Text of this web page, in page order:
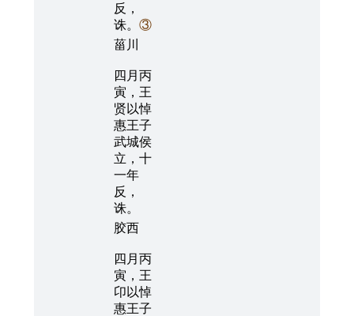
反，
诛。 ③
菑川
四月丙
寅，王
贤以悼
惠王子
武城侯
立，十
一年
反，
诛。
胶西
四月丙
寅，王
卬以悼
惠王子